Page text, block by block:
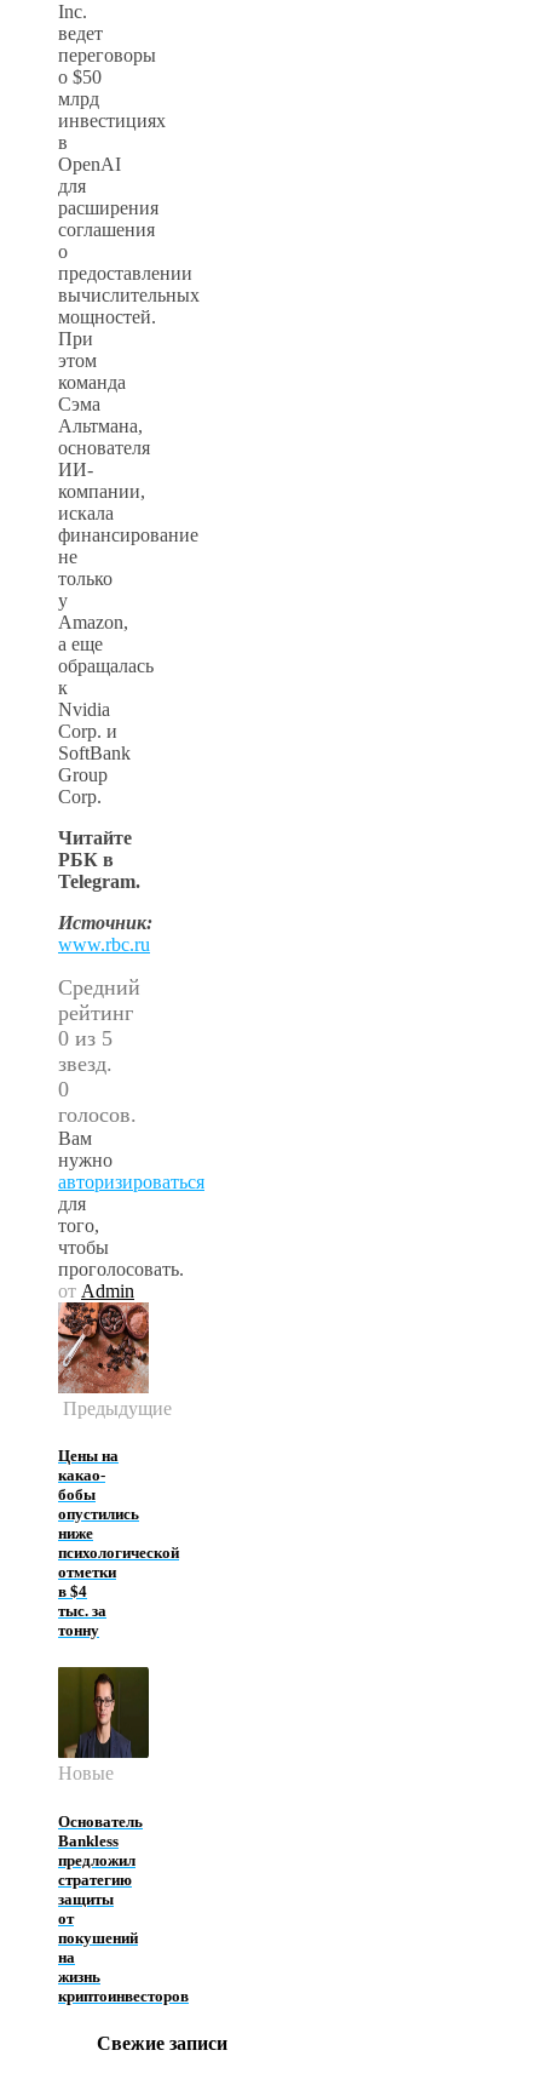
Inc.
ведет
переговоры
о $50
млрд
инвестициях
в
OpenAI
для
расширения
соглашения
о
предоставлении
вычислительных
мощностей.
При
этом
команда
Сэма
Альтмана,
основателя
ИИ-
компании,
искала
финансирование
не
только
у
Amazon,
а еще
обращалась
к
Nvidia
Corp. и
SoftBank
Group
Corp.
Читайте
РБК в
Telegram.
Источник:
www.rbc.ru
Средний
рейтинг
0 из 5
звезд.
0
голосов.
Вам
нужно
авторизироваться
для
того,
чтобы
проголосовать.
от Admin
Предыдущие
Цены на
какао-
бобы
опустились
ниже
психологической
отметки
в $4
тыс. за
тонну
Новые
Основатель
Bankless
предложил
стратегию
защиты
от
покушений
на
жизнь
криптоинвесторов
Свежие записи